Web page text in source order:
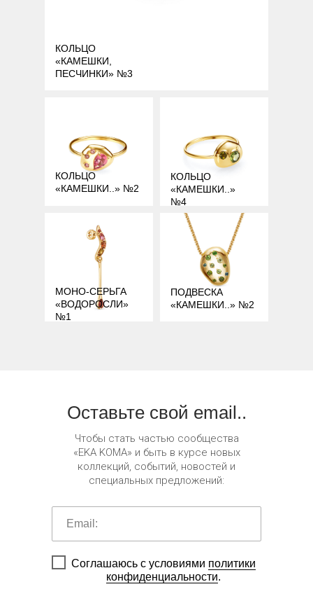
КОЛЬЦО
«КАМЕШКИ,
ПЕСЧИНКИ» №3
МОНО-СЕРЬГА
«ВОДОРОСЛИ»
№1
КОЛЬЦО
«КАМЕШКИ..» №2
КОЛЬЦО
«КАМЕШКИ..»
№4
ПОДВЕСКА
«КАМЕШКИ..» №2
Соглашаюсь с условиями политики
конфиденциальности.
Чтобы стать частью сообщества
«EKA KOMA» и быть в курсе новых
коллекций, событий, новостей и
специальных предложений:
Оставьте свой email..